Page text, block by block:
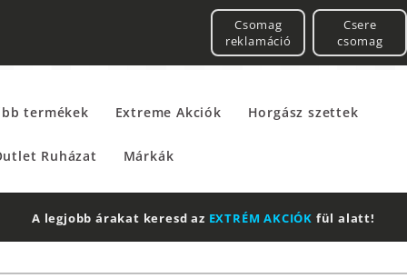
Csomag
reklamáció
Csere
csomag
termékek Extreme Akciók Horgász szettek
Ruházat Márkák
2 db Shimano Aero Technium +LeathermanMultitool